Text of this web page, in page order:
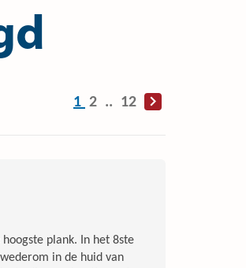
1 2 .. 12
plank. In het 8ste
in de huid van